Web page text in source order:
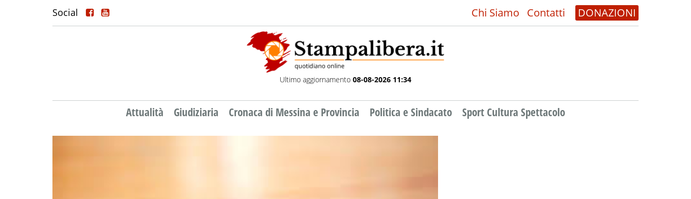
Social Chi Siamo Contatti DONAZIONI
Ultimo aggiornamento 08-08-2026 11:34
Attualità Giudiziaria Cronaca di Messina e Provincia Politica e Sindacato Sport Cultura Spettacolo